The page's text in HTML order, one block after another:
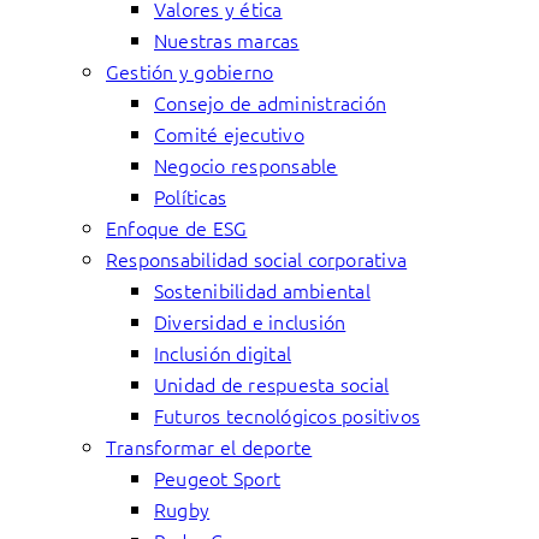
Valores y ética
Nuestras marcas
Gestión y gobierno
Consejo de administración
Comité ejecutivo
Negocio responsable
Políticas
Enfoque de ESG
Responsabilidad social corporativa
Sostenibilidad ambiental
Diversidad e inclusión
Inclusión digital
Unidad de respuesta social
Futuros tecnológicos positivos
Transformar el deporte
Peugeot Sport
Rugby